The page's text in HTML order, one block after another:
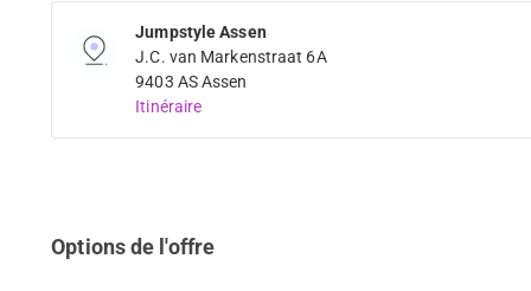
Jumpstyle Assen
J.C. van Markenstraat 6A
9403 AS Assen
Itinéraire
Options de l'offre